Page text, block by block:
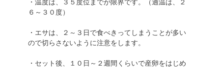
・温度は、３５度位までが限界です。（適温は、２
６～３０度）
・エサは、２～３日で食べきってしまうことが多い
ので切らさないように注意をします。
・セット後、１０日～２週間くらいで産卵をはじめ